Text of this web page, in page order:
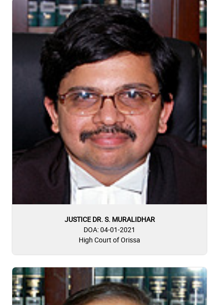
JUSTICE DR. S. MURALIDHAR
DOA: 04-01-2021
High Court of Orissa